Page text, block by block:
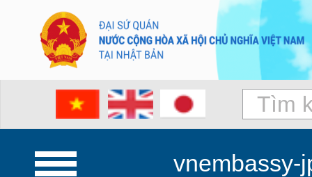
vnembassy-